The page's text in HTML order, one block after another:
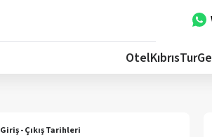
OtelKıbrısTur
Giriş - Çıkış Tarihleri